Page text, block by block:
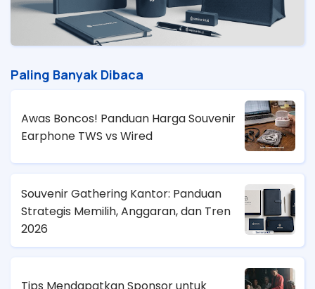
Paling Banyak Dibaca
Awas Boncos! Panduan Harga Souvenir
Earphone TWS vs Wired
Souvenir Gathering Kantor: Panduan
Strategis Memilih, Anggaran, dan Tren
2026